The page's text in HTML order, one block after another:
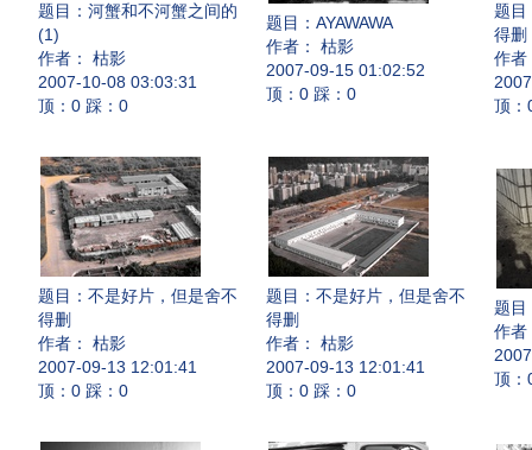
题目： 河蟹和不河蟹之间的
(1)
作者： 枯影
2007-10-08 03:03:31
顶：0 踩：0
题目： AYAWAWA
作者： 枯影
2007-09-15 01:02:52
顶：0 踩：0
题目
得删
作者
顶：
题目： 不是好片，但是舍不
得删
作者： 枯影
2007-09-13 12:01:41
顶：0 踩：0
题目： 不是好片，但是舍不
得删
作者： 枯影
2007-09-13 12:01:41
顶：0 踩：0
题目
作者
顶：